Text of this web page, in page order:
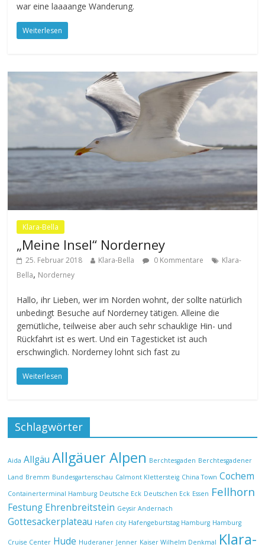
war eine laaaange Wanderung.
Weiterlesen
Klara-Bella
„Meine Insel“ Norderney
25. Februar 2018 Klara-Bella 0 Kommentare
Klara-
Bella, Norderney
Hallo, ihr Lieben, wer im Norden wohnt, der sollte natürlich
unbedingt Besuche auf Norderney tätigen. Alleine die
gemütliche, teilweise aber auch sehr schauklige Hin- und
Rückfahrt ist es wert. Und ein Tagesticket ist auch
erschwinglich. Norderney lohnt sich fast zu
Weiterlesen
Schlagwörter
Aida Allgäu Allgäuer Alpen Berchtesgaden Berchtesgadener
Land Bremm Bundesgartenschau Calmont Klettersteig China Town Cochem
Containerterminal Hamburg Deutsche Eck Deutschen Eck Essen Fellhorn
Festung Ehrenbreitstein Geysir Andernach
Gottesackerplateau Hafen city Hafengeburtstag Hamburg Hamburg
Cruise Center Hude Huderaner Jenner Kaiser Wilhelm Denkmal Klara-